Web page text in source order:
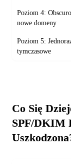
Poziom 4:
nowe domeny
Poziom 5:
tymczasowe
Co Się
SPF/DKIM